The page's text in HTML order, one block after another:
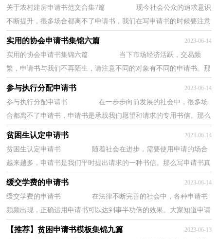
关于农村建房申请书范文合集7篇 现今社会公众的追求意识
不断提升，很多场合都离不了申请书，我们在写申请书的时候要注意
语言简洁、准确。那么大家知道正规的申...
实用的协会申请书集锦六篇 2023-06-14
实用的协会申请书集锦六篇 当下市场经济活跃，交易频
繁，申请书与我们不再陌生，请注意不同的对象有不同的申请书。那
参与执行分配申请书 2023-06-14
参与执行分配申请书 在一步步向前发展的社会中，很多场
合都离不了申请书，申请书是承载我们愿望和请求的专用书信。那么
大家知道正规的申请书怎么写吗？以下是小编...
贫困生认定申请书 2023-06-14
贫困生认定申请书 随着社会在进步，需要使用申请的场合
越来越多，申请书是我们平时提出请求的一种书信。那么写申请书真
缓交学费的申请书 2023-06-14
缓交学费的申请书 在法律不断完善的社会中，各种申请书
频频出现，正确运用申请书可以达到事半功倍的效果。大家知道申请
【推荐】贫困申请书模板集锦九篇 2023-06-13